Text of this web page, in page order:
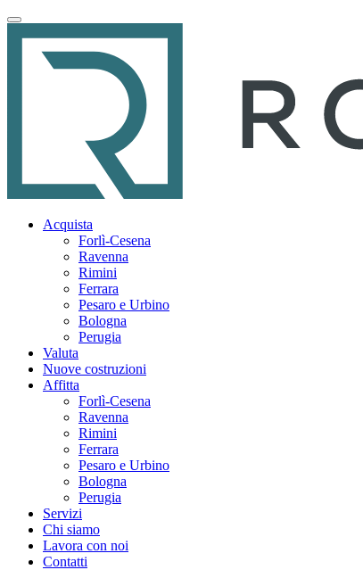
Acquista
Forlì-Cesena
Ravenna
Rimini
Ferrara
Pesaro e Urbino
Bologna
Perugia
Valuta
Nuove costruzioni
Affitta
Forlì-Cesena
Ravenna
Rimini
Ferrara
Pesaro e Urbino
Bologna
Perugia
Servizi
Chi siamo
Lavora con noi
Contatti